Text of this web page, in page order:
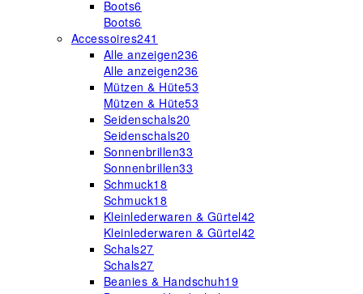
Boots6
Boots6
Accessoires241
Alle anzeigen236
Alle anzeigen236
Mützen & Hüte53
Mützen & Hüte53
Seidenschals20
Seidenschals20
Sonnenbrillen33
Sonnenbrillen33
Schmuck18
Schmuck18
Kleinlederwaren & Gürtel42
Kleinlederwaren & Gürtel42
Schals27
Schals27
Beanies & Handschuh19